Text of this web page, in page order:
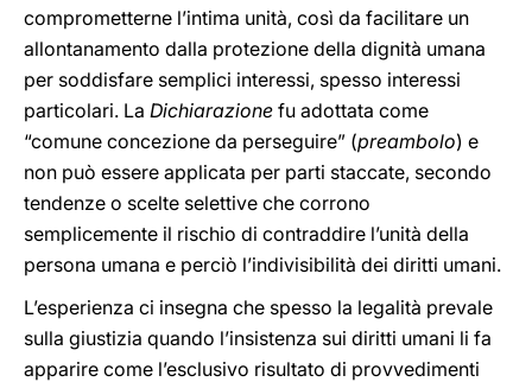
comprometterne l’intima unità, così da facilitare un
allontanamento dalla protezione della dignità umana
per soddisfare semplici interessi, spesso interessi
particolari. La Dichiarazione fu adottata come
“comune concezione da perseguire” (preambolo) e
non può essere applicata per parti staccate, secondo
tendenze o scelte selettive che corrono
semplicemente il rischio di contraddire l’unità della
persona umana e perciò l’indivisibilità dei diritti umani.
L’esperienza ci insegna che spesso la legalità prevale
sulla giustizia quando l’insistenza sui diritti umani li fa
apparire come l’esclusivo risultato di provvedimenti